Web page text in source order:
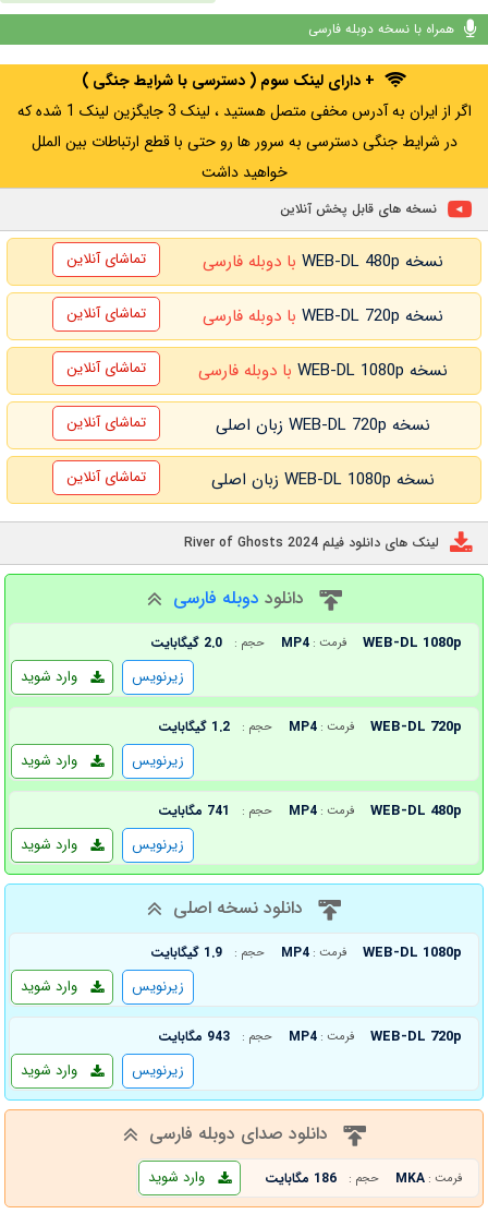
همراه با نسخه دوبله فارسی
+ دارای لینک سوم ( دسترسی با شرایط جنگی )
اگر از ایران به آدرس مخفی متصل هستید ، لینک 3 جایگزین لینک 1 شده که
در شرایط جنگی دسترسی به سرور ها رو حتی با قطع ارتباطات بین الملل
خواهید داشت
نسخه های قابل پخش آنلاین
نسخه WEB-DL 480p با دوبله فارسی تماشای آنلاین
نسخه WEB-DL 720p با دوبله فارسی تماشای آنلاین
نسخه WEB-DL 1080p با دوبله فارسی تماشای آنلاین
نسخه WEB-DL 720p زبان اصلی تماشای آنلاین
نسخه WEB-DL 1080p زبان اصلی تماشای آنلاین
لینک های دانلود فیلم River of Ghosts 2024
دانلود دوبله فارسی
WEB-DL 1080p فرمت : MP4 حجم : 2.0 گیگابایت
وارد شوید زیرنویس
WEB-DL 720p فرمت : MP4 حجم : 1.2 گیگابایت
وارد شوید زیرنویس
WEB-DL 480p فرمت : MP4 حجم : 741 مگابایت
وارد شوید زیرنویس
دانلود نسخه اصلی
WEB-DL 1080p فرمت : MP4 حجم : 1.9 گیگابایت
وارد شوید زیرنویس
WEB-DL 720p فرمت : MP4 حجم : 943 مگابایت
وارد شوید زیرنویس
دانلود صدای دوبله فارسی
فرمت : MKA حجم : 186 مگابایت وارد شوید